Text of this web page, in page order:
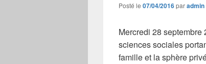
Posté le 07/04/2016paradmin
Mercredi 28
sciences sociales
famille et la sphère